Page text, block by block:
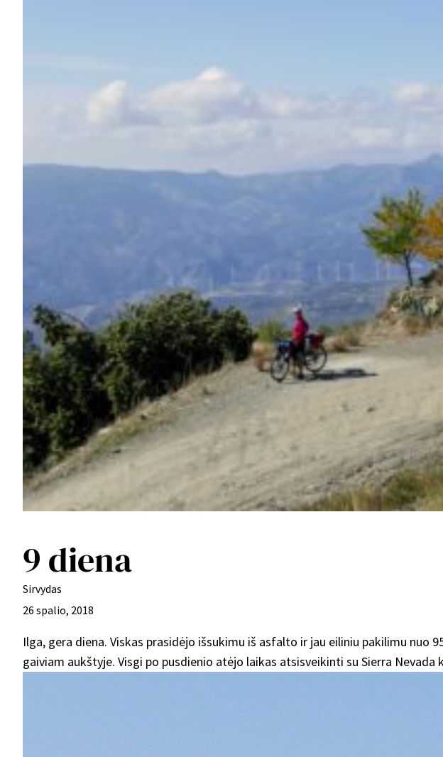
9 diena
Sirvydas
26 spalio, 2018
Ilga, gera diena. Viskas prasidėjo išsukimu iš asfalto ir jau eiliniu pakilimu
gaiviam aukštyje. Visgi po pusdienio atėjo laikas atsisveikinti su Sierra Nevada